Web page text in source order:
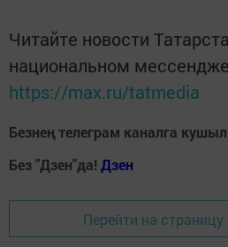
Читайте новости
национальном
https://max.ru/tatmedia
Безнең телеграм каналга
Без "Дзен"да! Дзен
Перейти на страницу